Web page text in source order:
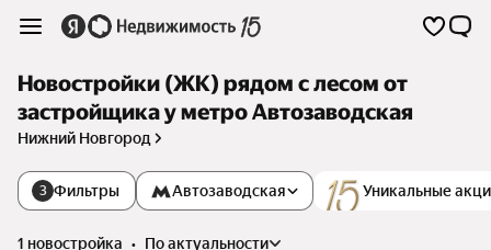
Новостройки (ЖК) рядом с лесом от
застройщика у метро Автозаводская
Нижний Новгород
3 Фильтры Уникальные
Автозаводская
1 новостройка •
по актуальности